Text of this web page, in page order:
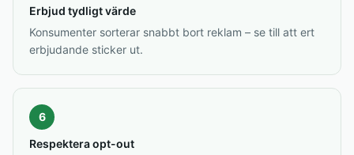
Erbjud tydligt värde
Konsumenter sorterar snabbt bort reklam – se till att ert
erbjudande sticker ut.
6
Respektera opt-out